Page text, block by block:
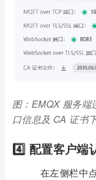
图：EMQX 服务端
口信息及 CA 证书
4️⃣ 配置客户端
在左侧栏中